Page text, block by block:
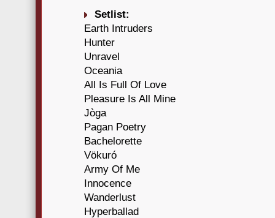
Setlist:
Earth Intruders
Hunter
Unravel
Oceania
All Is Full Of Love
Pleasure Is All Mine
Jòga
Pagan Poetry
Bachelorette
Vökuró
Army Of Me
Innocence
Wanderlust
Hyperballad